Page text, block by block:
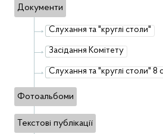
Документи
Слухання та "круглі столи"
Засідання Комітету
Слухання та "круглі столи" 8
Фотоальбоми
Текстові публікації